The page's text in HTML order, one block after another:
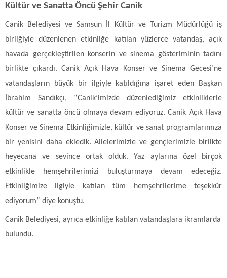
Kültür ve Sanatta Öncü Şehir Canik
Canik Belediyesi ve Samsun İl Kültür ve Turizm Müdürlüğü iş
birliğiyle düzenlenen etkinliğe katılan yüzlerce vatandaş, açık
havada gerçekleştirilen konserin ve sinema gösteriminin tadını
birlikte çıkardı. Canik Açık Hava Konser ve Sinema Gecesi’ne
vatandaşların büyük bir ilgiyle katıldığına işaret eden Başkan
İbrahim Sandıkçı, “Canik’imizde düzenlediğimiz etkinliklerle
kültür ve sanatta öncü olmaya devam ediyoruz. Canik Açık Hava
Konser ve Sinema Etkinliğimizle, kültür ve sanat programlarımıza
bir yenisini daha ekledik. Ailelerimizle ve gençlerimizle birlikte
heyecana ve sevince ortak olduk. Yaz aylarına özel birçok
etkinlikle hemşehrilerimizi buluşturmaya devam edeceğiz.
Etkinliğimize ilgiyle katılan tüm hemşehrilerime teşekkür
ediyorum” diye konuştu.
Canik Belediyesi, ayrıca etkinliğe katılan vatandaşlara ikramlarda
bulundu.